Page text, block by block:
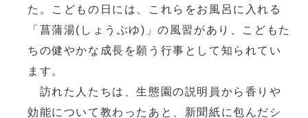
た。こどもの日には、これらをお風呂に入れる
「菖蒲湯(しょうぶゆ)」の風習があり、こどもた
ちの健やかな成長を願う行事として知られてい
ます。
訪れた人たちは、生態園の説明員から香りや
効能について教わったあと、新聞紙に包んだシ